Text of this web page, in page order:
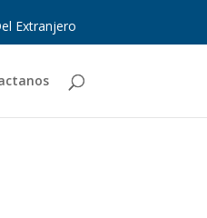
Extranjero